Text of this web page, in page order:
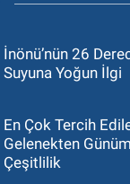
İnönü’nün 26
Suyuna Yoğun İlgi
En Çok Tercih
Gelenekten
Çeşitlilik